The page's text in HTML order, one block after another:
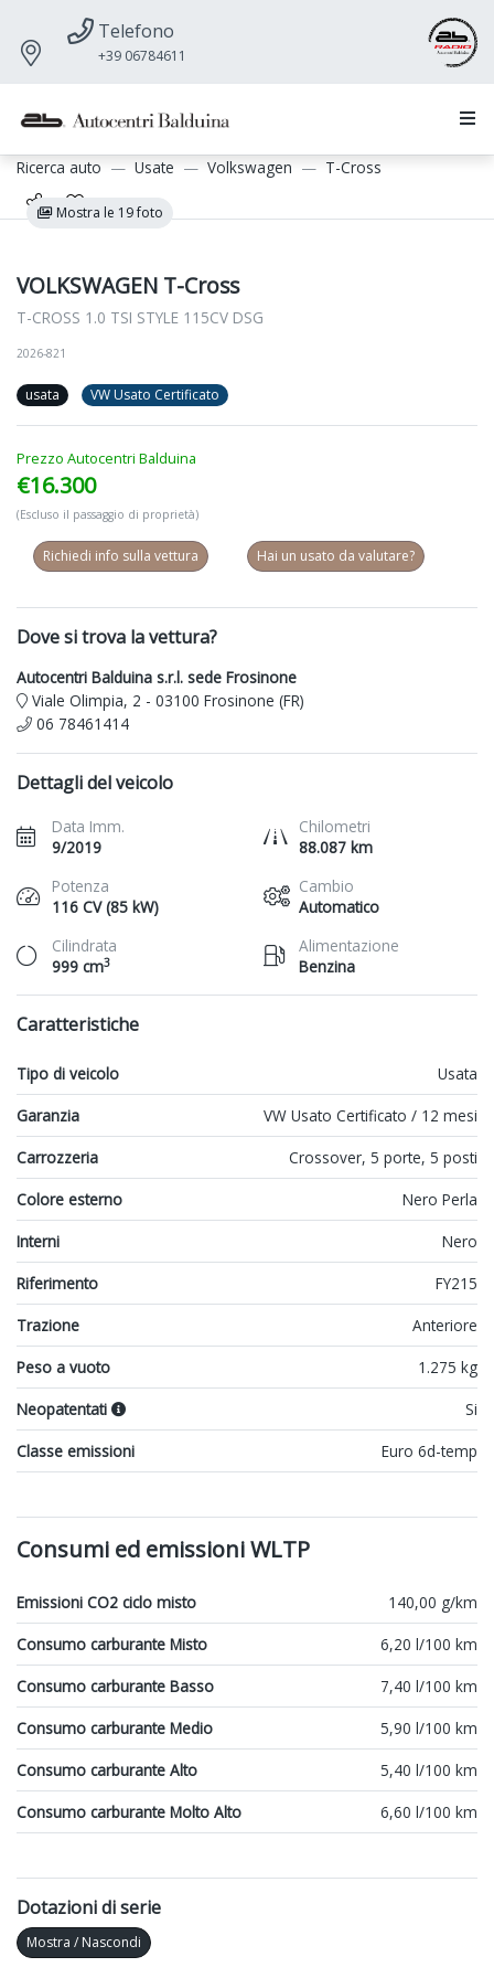
Telefono
+39 06784611
Ricerca auto Usate Volkswagen T-Cross
Mostra le 19 foto
VOLKSWAGEN T-Cross
T-CROSS 1.0 TSI STYLE 115CV DSG
2026-821
usata VW Usato Certificato
Prezzo Autocentri Balduina
€16.300
(Escluso il passaggio di proprietà)
Richiedi info sulla vettura Hai un usato da valutare?
Dove si trova la vettura?
Autocentri Balduina s.r.l. sede Frosinone
Viale Olimpia, 2 - 03100 Frosinone (FR)
06 78461414
Dettagli del veicolo
Data Imm.
9/2019
Chilometri
88.087 km
Potenza
116 CV (85 kW)
Cambio
Automatico
Cilindrata
999 cm3
Alimentazione
Benzina
Caratteristiche
Tipo di veicolo
Usata
Garanzia
VW Usato Certificato / 12 mesi
Carrozzeria
Crossover, 5 porte, 5 posti
Colore esterno
Nero Perla
Interni
Nero
Riferimento
FY215
Trazione
Anteriore
Peso a vuoto
1.275 kg
Neopatentati
Si
Classe emissioni
Euro 6d-temp
Consumi ed emissioni WLTP
Emissioni CO2 ciclo misto
140,00 g/km
Consumo carburante Misto
6,20 l/100 km
Consumo carburante Basso
7,40 l/100 km
Consumo carburante Medio
5,90 l/100 km
Consumo carburante Alto
5,40 l/100 km
Consumo carburante Molto Alto
6,60 l/100 km
Dotazioni di serie
Mostra / Nascondi